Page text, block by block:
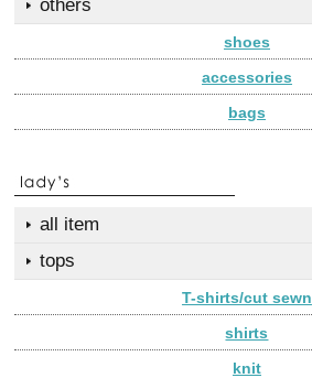
others
shoes
accessories
bags
all item
tops
T-shirts/cut sewn
shirts
knit